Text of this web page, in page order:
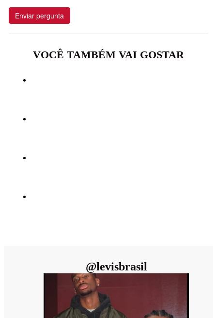
Enviar pergunta
VOCÊ TAMBÉM VAI GOSTAR
@levisbrasil